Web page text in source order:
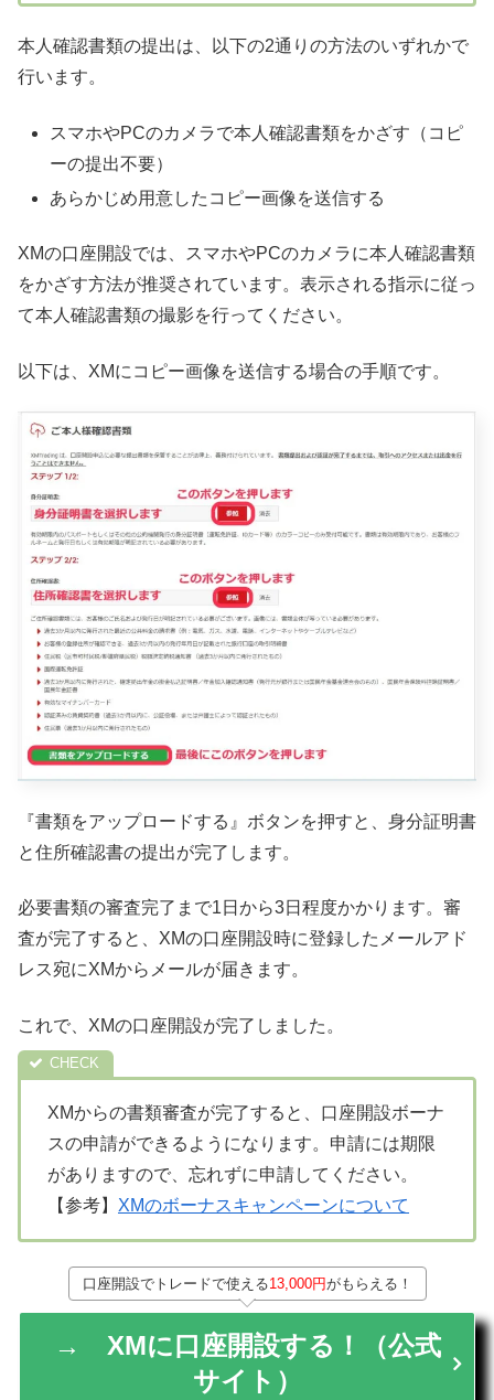
本人確認書類の提出は、以下の2通りの方法のいずれかで
行います。
スマホやPCのカメラで本人確認書類をかざす（コピ
ーの提出不要）
あらかじめ用意したコピー画像を送信する
XMの口座開設では、スマホやPCのカメラに本人確認書類
をかざす方法が推奨されています。表示される指示に従っ
て本人確認書類の撮影を行ってください。
以下は、XMにコピー画像を送信する場合の手順です。
『書類をアップロードする』ボタンを押すと、身分証明書
と住所確認書の提出が完了します。
必要書類の審査完了まで1日から3日程度かかります。審
査が完了すると、XMの口座開設時に登録したメールアド
レス宛にXMからメールが届きます。
これで、XMの口座開設が完了しました。
XMからの書類審査が完了すると、口座開設ボーナ
スの申請ができるようになります。申請には期限
がありますので、忘れずに申請してください。
【参考】 XMのボーナスキャンペーンについて
口座開設でトレードで使える13,000円がもらえる！
→ XMに口座開設する！（公式
サイト）